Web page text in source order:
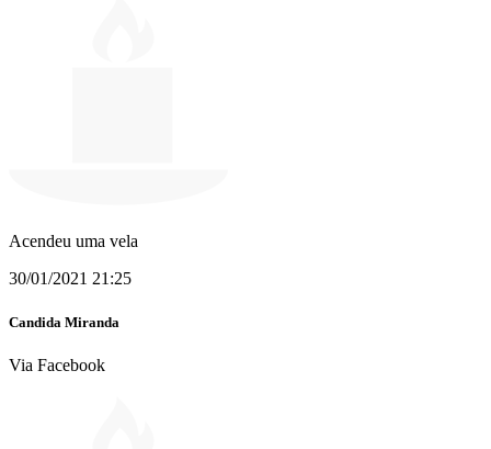
Acendeu uma vela
30/01/2021 21:25
Candida Miranda
Via Facebook